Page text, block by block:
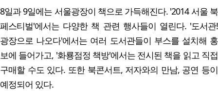
8일과 9일에는 서울광장이 책으로 가득해진다. '2014 서울 북
페스티벌'에서는 다양한 책 관련 행사들이 열린다. '도서관!
광장으로 나오다'에서는 여러 도서관들이 부스를 설치해 홍
보에 들어가고, '화룡점정 책방'에서는 전시된 책을 읽고 직접
구매할 수도 있다. 또한 북콘서트, 저자와의 만남, 공연 등이
예정되어 있다.